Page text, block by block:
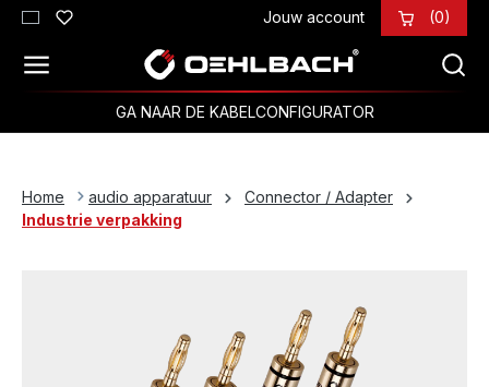
Ga naar de hoofdinhoud Jouw account (0)
GA NAAR DE KABELCONFIGURATOR
Home audio apparatuur
Connector / Adapter
Industrie verpakking